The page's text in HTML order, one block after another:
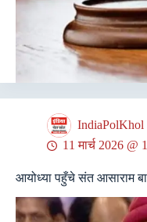
IndiaPolKhol
11 मार्च 2026 @
आयोध्या पहुँचे संत आसाराम